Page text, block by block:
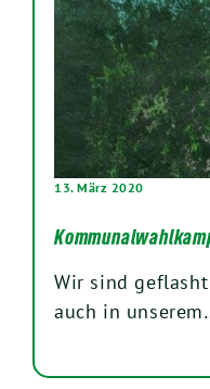
13. März 2020
Wir sind
auch in